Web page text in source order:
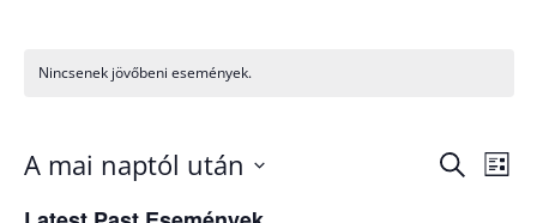
Nincsenek jövőbeni események.
Keresett
Lista
A mai naptól után